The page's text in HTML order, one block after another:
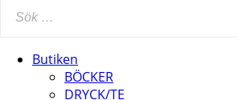
Butiken
BÖCKER
DRYCK/TE